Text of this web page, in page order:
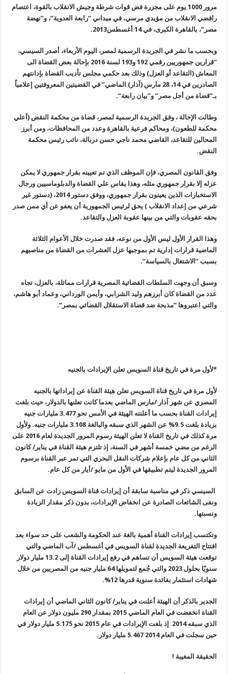
مرور 1000 يوم على مجزرة فض قوات شرطة وجيش الانقلاب بالقوة، اعتصام
رافضي الانقلاب من مؤيدي مرسي، في ميداني “رابعة العدوية”، و”نهضة
مصر”، بالقاهرة الكبرى، في 14 أغسطس2013
.
وبحسب ما نشر في الجريدة الرسمية لمصر، اليوم الأربعاء، أصدر السيسي،
“
قرارين جمهوريين رقمي 192 و193 لسنة 2016 بإحالة بعض القضاة الى
المعاش( التقاعد أو العزل) وذلك بعد حكمي مجلس تأديب القضاة بإدانتهم
الصادرين في14،28 مارس (آذار) الماضي” في القضيتين المعروفتين إعلامياً
بـ”قضاة من أجل مصر” و”بيان رابعة“.
وطالت الإحالة ، وفق الجريدة الرسمية لمصر، قضاة من محكمة النقض (أعلي
محكمة للطعون)، ومحاكم فرعية بالقاهرة وعدد من المحافظات، ومن أبرز
المحالين للتقاعد، القاضي محمد ناجي حسن دربالة، نائب رئيس محكمة
النقض.
وفق القانون المصري، فإن الموظف الذي تم تعيينه بقرار جمهوري لا يمكن
عزله إلا بقرار جمهوري مثله، وهذا يقاس علي القضاة والدبلوماسيين ورجال
الاستخبارات الذين يعينون بقرار جمهوري، ووفق دستور 2014، (دستور غير
شرعي من إعداد الانقلاب ) يحق لرئيس الجمهورية أن يعفو عن أي ممن صدر
بحقه عقوبات والتي من بينها عقوبة العزل والتقاعد. ‎
وهذا القرار الأول ليس الأول من نوعه، فقد صدرت خلال الأعوام الثلاثة
الماضية قرارات إدارية تم بموجبها عزل العشرات من القضاة من مناصبهم
بسبب“ الاشتغال بالسياسة“.
وسبق أن وجهت السلطات القضائية المصرية قرارات مماثلة، بالعزل، تجاه
عدد من القضاة كان أبرزهم وليد الشرابي، وأيمن الورداني، وعماد أبو هاشم،
والتي اعتبروها “مذبحة ضد قضاة الاستقلال القضائي بمصر“.
*لأول مرة في تاريخ قناة السويس تعلن الإيرادات بالجنيه
لأول مرة في تاريخ قناة السويس تعلن هيئة القناة عن إيراداتها بالجنيه
المصري عن شهر آذار /مارس الماضي بعدما كانت تعلنها بالدولار، حيث بلغت
إيرادات القناة بحسب ما أعلنته الهيئة في الأمس نحو 3.477 مليارات جنيه
بزيادة بلغت 9.5% عن الشهر الذي سبقه والبالغة 3.108 مليارات جنيه. ولأول
مرة كذلك في تاريخ القناة لا تعلن الهيئة رسوم المرور الجديدة لعام 2016 على
الرغم من مضي خمسة أشهر في السنة، إذ تلتزم هيئة القناة في يناير/ كانون
الثاني من كل عام بإعلام شركات النقل البحري التي تمر عبر القناة برسوم
المرور الجديدة ليتم تطبيقها في الأول من مايو /أيار من كل عام.
السيسي ذكر في مناسبة سابقة أن إيرادات قناة السويس زادت عن السابق
ونفى الشائعات الصادرة عن انخفاض الإيرادات، بدون ذكر مقدار الزيادة
ونسبتها.
وتكتسب إيرادات القناة أهمية بالغة عند الحكومة والشعب على حد سواء بعد
افتتاح التفريعة الجديدة لقناة السويس في أغسطس /آب الماضي والتي
توقعت هيئة السويس أن تساهم في رفع إيرادات القناة إلى 13.2 مليار دولار
سنويًا بحلول 2023 والتي جُمع لتمويلها 64 مليار جنيه من المصريين من خلال
شهادات استثمار بفائدة سنوية قدرها 12%.
الجدير بالذكر أن الهيئة أعلنت في يناير/ كانون الثاني الماضي أن إيرادات
القناة انخفضت في العام الماضي 2015 بمقدار 290 مليون دولار عن العام
الذي سبقه 2014 إذ بلغت الإيرادات في عام 2015 نحو 5.175 مليار دولار في
حين سجلت في العام 2014 5.467 مليار دولار.
الحقيقة المغيبة !